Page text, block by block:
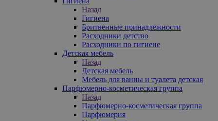
Назад
Гигиена
Бритвенные принадлежности
Расходники детство
Расходники по гигиене
Детская мебель
Назад
Детская мебель
Мебель для ванны и туалета детская
Парфюмерно-косметическая группа
Назад
Парфюмерно-косметическая группа
Парфюмерия